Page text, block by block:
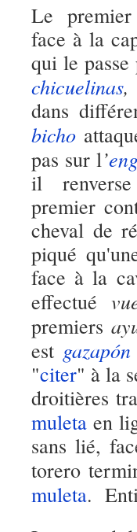
Le
face à la
qui le
chicuelinas,
dans
bicho
pas sur l’
il
premier
cheval de
piqué
face à la
effectué
premiers
est gazapón
"citer" à la
droitières
muleta en
sans lié,
torero
muleta.